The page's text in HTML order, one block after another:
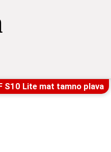
S10 Lite mat tamno plava